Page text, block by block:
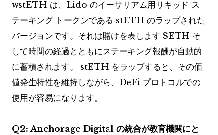
wstETH は、Lido のイーサリアム用リキッド ス
テーキング トークンである stETH のラップされた
バージョンです。それは賭けを表します $ETH そ
して時間の経過とともにステーキング報酬が自動的
に蓄積されます。 stETH をラップすると、その価
値発生特性を維持しながら、DeFi プロトコルでの
使用が容易になります。
Q2: Anchorage Digital の統合が教育機関にと